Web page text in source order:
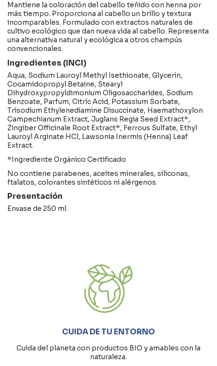
Mantiene la coloración del cabello teñido con henna por
más tiempo. Proporciona al cabello un brillo y textura
incomparables. Formulado con extractos naturales de
cultivo ecológico que dan nueva vida al cabello. Representa
una alternativa natural y ecológica a otros champús
convencionales.
Ingredientes (INCI)
Aqua, Sodium Lauroyl Methyl Isethionate, Glycerin,
Cocamidopropyl Betaine, Stearyl
Dihydroxypropyldimonium Oligosaccharides, Sodium
Benzoate, Parfum, Citric Acid, Potassium Sorbate,
Trisodium Ethylenediamine Disuccinate, Haemathoxylon
Campechianum Extract, Juglans Regia Seed Extract*,
Zingiber Officinale Root Extract*, Ferrous Sulfate, Ethyl
Lauroyl Arginate HCl, Lawsonia Inermis (Henna) Leaf
Extract.
*Ingrediente Orgánico Certificado
No contiene parabenes, aceites minerales, siliconas,
ftalatos, colorantes sintéticos ni alérgenos.
Presentación
Envase de 250 ml.
CUIDA DE TU ENTORNO
Cuida del planeta con productos BIO y amables con la
naturaleza.